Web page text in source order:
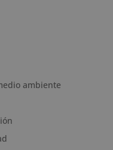
ambiente